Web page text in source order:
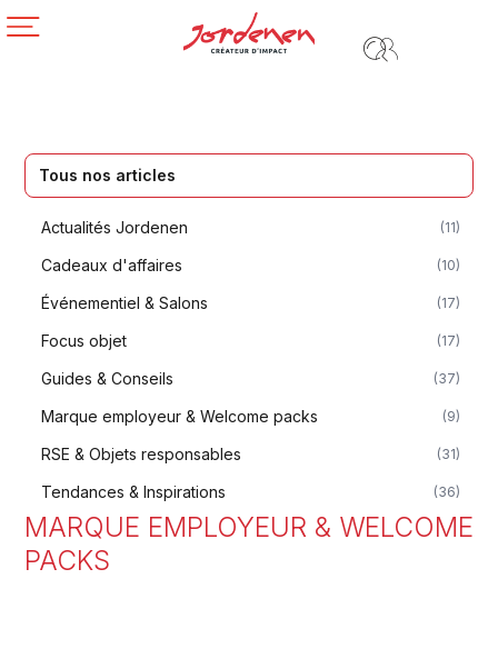
Tous nos articles
Actualités Jordenen (11)
Cadeaux d'affaires (10)
Événementiel & Salons (17)
Focus objet (17)
Guides & Conseils (37)
Marque employeur & Welcome packs (9)
RSE & Objets responsables (31)
Tendances & Inspirations (36)
MARQUE EMPLOYEUR & WELCOME
PACKS